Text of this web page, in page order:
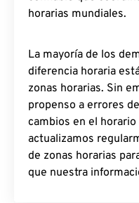
horarias mundiales.
La mayoría de los
diferencia horaria
zonas horarias. Sin
propenso a errores
cambios en el
actualizamos
de zonas horarias
que nuestra